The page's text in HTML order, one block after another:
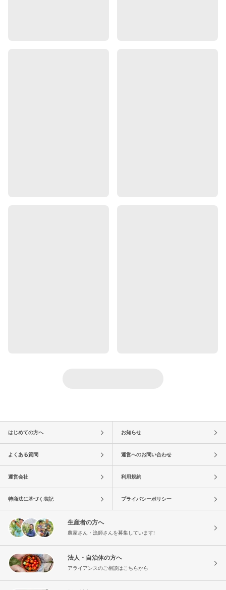
はじめての方へ お知らせ
よくある質問 運営へのお問い合わせ
運営会社 利用規約
特商法に基づく表記 プライバシーポリシー
生産者の方へ
農家さん・漁師さんを募集しています!
法人・自治体の方へ
アライアンスのご相談はこちらから